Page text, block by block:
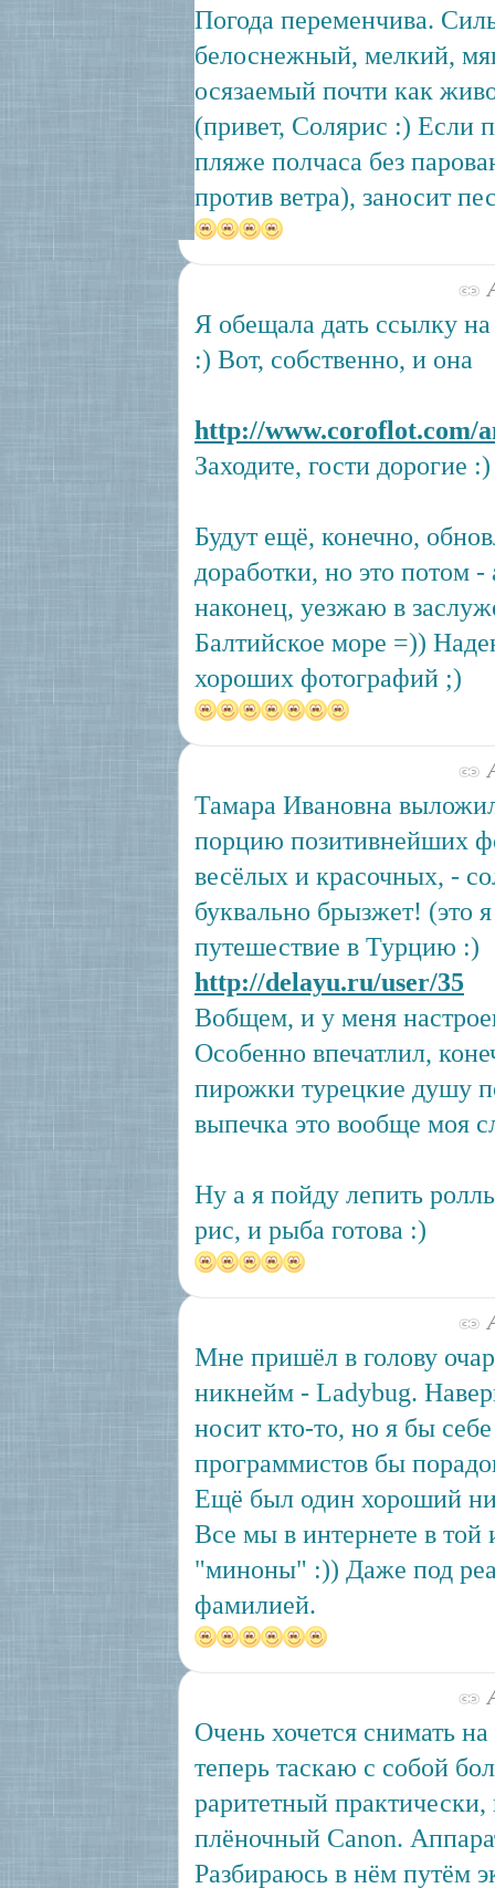
Погода переменчива.
белоснежный, мелкий,
осязаемый почти как
(привет, Солярис :) Если
пляже полчаса без
против ветра), заносит
Я обещала дать ссылку
:) Вот, собственно, и она
http://www.coroflot.com/
Заходите, гости дорогие :)
Будут ещё, конечно,
доработки, но это потом -
наконец, уезжаю в
Балтийское море =))
хороших фотографий ;)
Тамара Ивановна
порцию позитивнейших
весёлых и красочных, -
буквально брызжет! (это
путешествие в Турцию :)
http://delayu.ru/user/35
Вобщем, и у меня
Особенно впечатлил,
пирожки турецкие душу
выпечка это вообще моя
Ну а я пойду лепить
рис, и рыба готова :)
Мне пришёл в голову
никнейм - Ladybug.
носит кто-то, но я бы
программистов бы
Ещё был один хороший
Все мы в интернете в той
"миноны" :)) Даже под
фамилией.
Очень хочется снимать на
теперь таскаю с собой
раритетный
плёночный Canon.
Разбираюсь в нём путём